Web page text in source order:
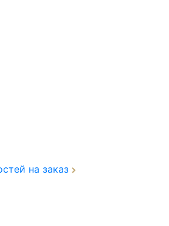
на заказ